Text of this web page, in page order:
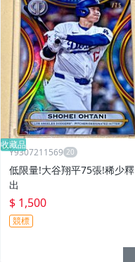
收藏品
Y9307211569
低限量!大谷翔平75張!稀少釋
出
$ 1,500
競標